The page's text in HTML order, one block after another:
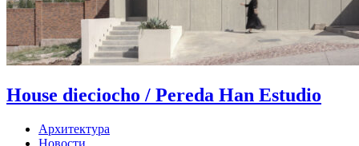
House dieciocho / Pereda Han Estudio
Архитектура